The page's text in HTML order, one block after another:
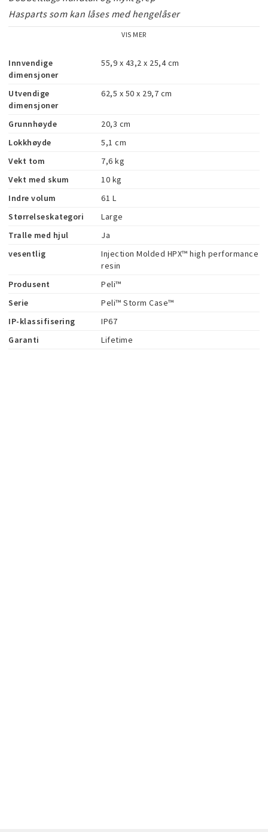
Hasparts som kan låses med hengelåser
Livstidsgaranti for fremragende
"All trademarks are registered and/or unregistered
trademarks of Peli Products, S.L.U., its parent,
subsidiaries and/or affiliates."
VIS MER
Innvendige
dimensjoner
55,9 x 43,2 x 25,4 cm
Utvendige
dimensjoner
62,5 x 50 x 29,7 cm
Grunnhøyde
20,3 cm
Lokkhøyde
5,1 cm
Vekt tom
7,6 kg
Vekt med skum
10 kg
Indre volum
61 L
Størrelseskategori
Large
Tralle med hjul
Ja
vesentlig
Injection Molded HPX™ high performance
resin
Produsent
Peli™
Serie
Peli™ Storm Case™
IP-klassifisering
IP67
Garanti
Lifetime